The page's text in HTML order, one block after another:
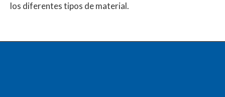
los diferentes tipos de material.